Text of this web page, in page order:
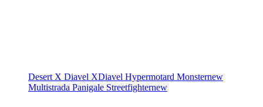
Desert X Diavel XDiavel Hypermotard Monsternew
Multistrada Panigale Streetfighternew